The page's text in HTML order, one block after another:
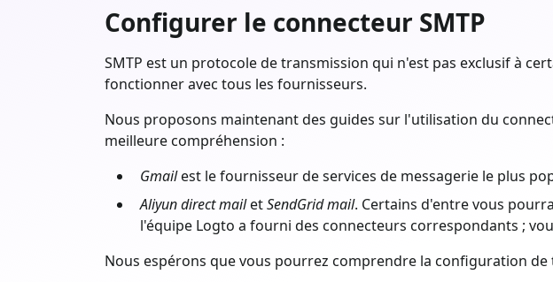
Configurer le connecteur SMTP
SMTP est un protocole de transmission qui n'est pas exclusif à
fonctionner avec tous les fournisseurs.
Nous proposons maintenant des guides sur l'utilisation du
meilleure compréhension :
Gmailest le fournisseur de services de messagerie le plus
Aliyun direct mailetSendGrid mail. Certains d'entre vous
l'équipe Logto a fourni des connecteurs correspondants ;
Nous espérons que vous pourrez comprendre la configuration